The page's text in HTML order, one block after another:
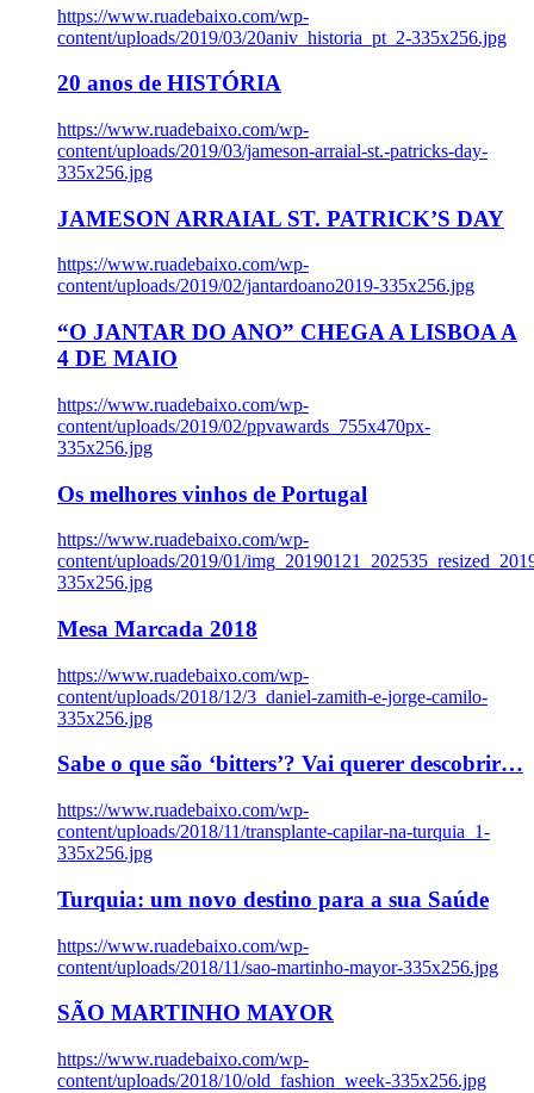
https://www.ruadebaixo.com/wp-
content/uploads/2019/03/20aniv_historia_pt_2-335x256.jpg
20 anos de HISTÓRIA
https://www.ruadebaixo.com/wp-
content/uploads/2019/03/jameson-arraial-st.-patricks-day-
335x256.jpg
JAMESON ARRAIAL ST. PATRICK’S DAY
https://www.ruadebaixo.com/wp-
content/uploads/2019/02/jantardoano2019-335x256.jpg
“O JANTAR DO ANO” CHEGA A LISBOA A
4 DE MAIO
https://www.ruadebaixo.com/wp-
content/uploads/2019/02/ppvawards_755x470px-
335x256.jpg
Os melhores vinhos de Portugal
https://www.ruadebaixo.com/wp-
content/uploads/2019/01/
335x256.jpg
Mesa Marcada 2018
https://www.ruadebaixo.com/wp-
content/uploads/2018/12/3_daniel-zamith-e-jorge-camilo-
335x256.jpg
Sabe o que são ‘bitters’? Vai querer descobrir…
https://www.ruadebaixo.com/wp-
content/uploads/2018/11/transplante-capilar-na-turquia_1-
335x256.jpg
Turquia: um novo destino para a sua Saúde
https://www.ruadebaixo.com/wp-
content/uploads/2018/11/sao-martinho-mayor-335x256.jpg
SÃO MARTINHO MAYOR
https://www.ruadebaixo.com/wp-
content/uploads/2018/10/old_fashion_week-335x256.jpg